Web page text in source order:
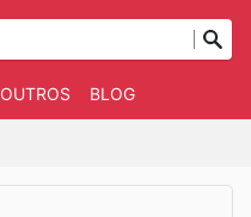
OUTROS BLOG